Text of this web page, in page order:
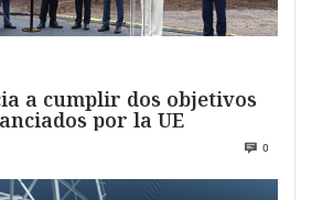
a cumplir dos objetivos
por la UE
0